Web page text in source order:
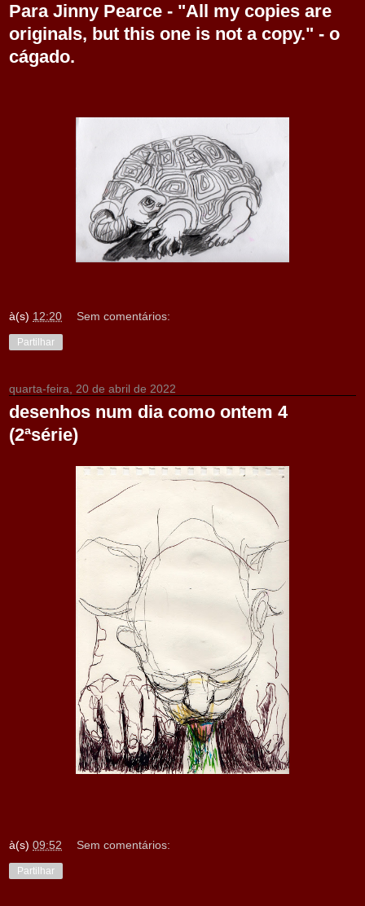
Para Jinny Pearce - "All my copies are
originals, but this one is not a copy." - o
cágado.
à(s) 12:20 Sem comentários:
Partilhar
quarta-feira, 20 de abril de 2022
desenhos num dia como ontem 4
(2ªsérie)
à(s) 09:52 Sem comentários:
Partilhar